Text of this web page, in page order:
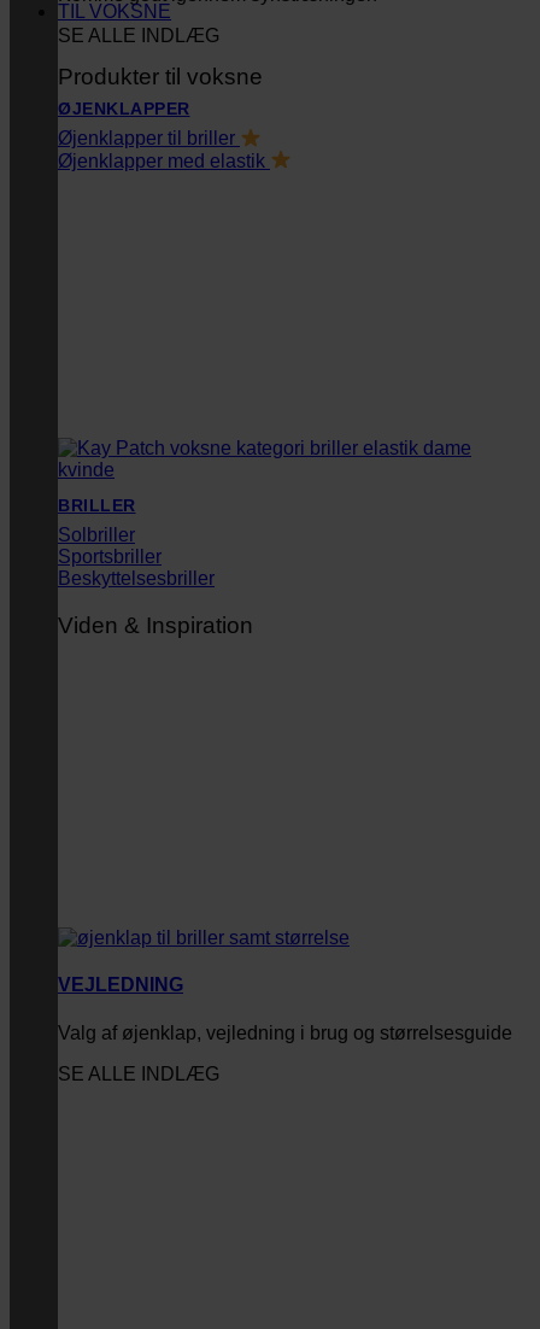
SE ALLE INDLÆG
TIL VOKSNE
Produkter til voksne
ØJENKLAPPER
Øjenklapper til briller
Øjenklapper med elastik
BRILLER
Solbriller
Sportsbriller
Beskyttelsesbriller
Viden & Inspiration
VEJLEDNING
Valg af øjenklap, vejledning i brug og størrelsesguide
SE ALLE INDLÆG